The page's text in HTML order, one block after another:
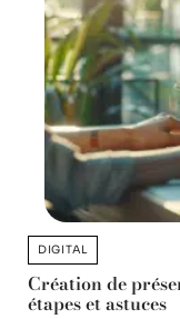
DIGITAL
Création de
étapes et astuces